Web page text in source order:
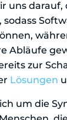
uns darauf,
Abläufe
zur
Lösungen
um die